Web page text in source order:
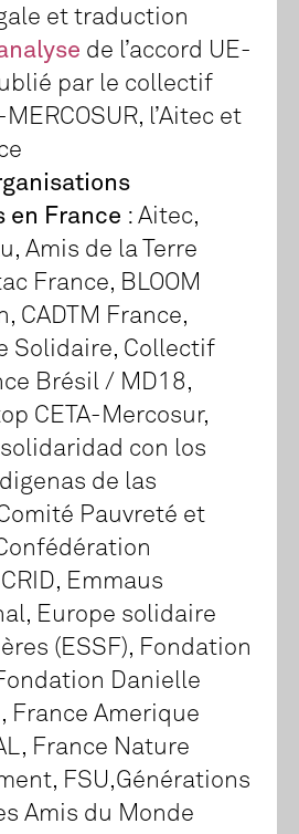
et traduction
de l’accord UE-
par le collectif
l’Aitec et
en France : Aitec,
Amis de la Terre
France, BLOOM
CADTM France,
Solidaire, Collectif
Brésil / MD18,
CETA-Mercosur,
con los
de las
Pauvreté et
Emmaus
Europe solidaire
(ESSF), Fondation
Danielle
France Amerique
France Nature
FSU,Générations
Amis du Monde